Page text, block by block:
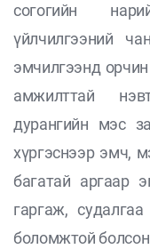
согогийн
үйлчилгээний
эмчилгээнд орчин
амжилттай
дурангийн мэс
хүргэснээр эмч,
багатай аргаар
гаргаж,
боломжтой